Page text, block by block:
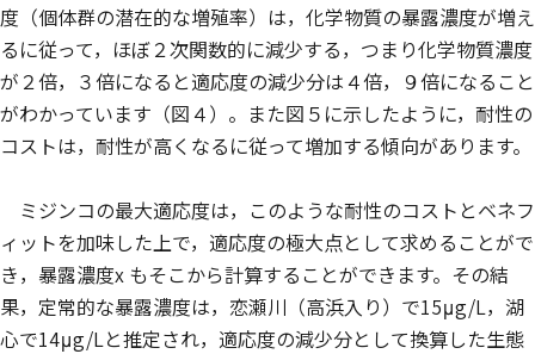
度（個体群の潜在的な増殖率）は，化学物質の暴露濃度が増え
るに従って，ほぼ２次関数的に減少する，つまり化学物質濃度
が２倍，３倍になると適応度の減少分は４倍，９倍になること
がわかっています（図４）。また図５に示したように，耐性の
コストは，耐性が高くなるに従って増加する傾向があります。
ミジンコの最大適応度は，このような耐性のコストとベネフ
ィットを加味した上で，適応度の極大点として求めることがで
き，暴露濃度x もそこから計算することができます。その結
果，定常的な暴露濃度は，恋瀬川（高浜入り）で15μg/L，湖
心で14μg/Lと推定され，適応度の減少分として換算した生態